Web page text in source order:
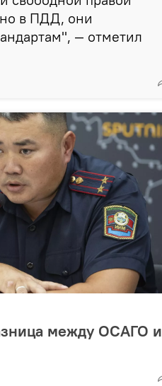
в ПДД, они
— отметил
между ОСАГО и